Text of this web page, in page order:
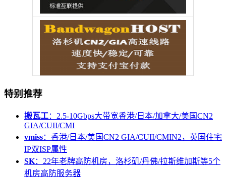
特别推荐
搬瓦工：2.5-10Gbps大带宽香港/日本/加拿大/美国CN2
GIA/CUII/CMI
vmiss：香港/日本/美国CN2 GIA/CUII/CMIN2，英国住宅
IP双ISP属性
SK：22年老牌高防机房，洛杉矶/丹佛/拉斯维加斯等5个
机房高防服务器